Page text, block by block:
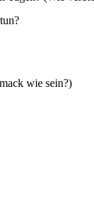
wie sein?)